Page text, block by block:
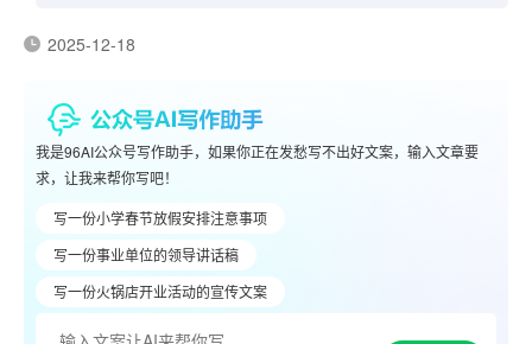
2025-12-18
我是96AI公众号写作助手，如果你正在发愁写不出好文案，输入文章要
求，让我来帮你写吧！
写一份小学春节放假安排注意事项
写一份事业单位的领导讲话稿
写一份火锅店开业活动的宣传文案